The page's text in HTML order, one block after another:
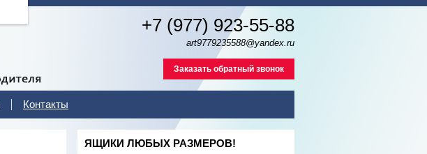
+7 (977) 923-55-88
art9779235588@yandex.ru
Заказать обратный звонок
Контакты
ЯЩИКИ ЛЮБЫХ РАЗМЕРОВ!